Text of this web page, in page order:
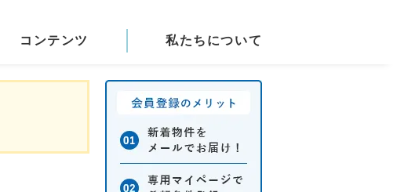
コンテンツ 私たちについて